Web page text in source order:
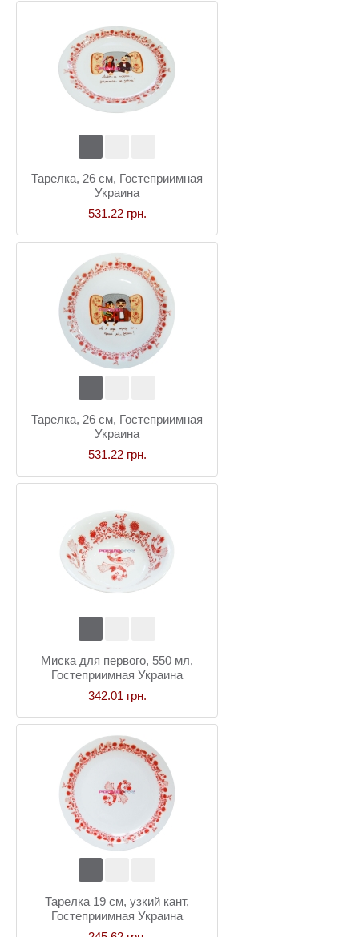
Тарелка, 26 см, Гостеприимная
Украина
531.22 грн.
Тарелка, 26 см, Гостеприимная
Украина
531.22 грн.
Миска для первого, 550 мл,
Гостеприимная Украина
342.01 грн.
Тарелка 19 см, узкий кант,
Гостеприимная Украина